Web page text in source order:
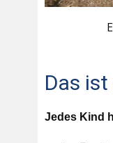
Das
Jedes Kind